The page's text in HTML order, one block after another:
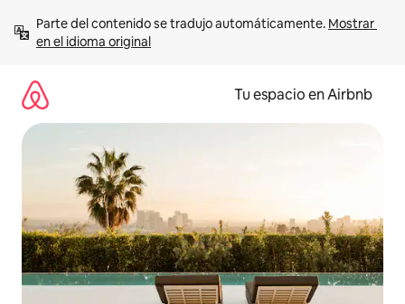
contenido
Parte del contenido se tradujo automáticamente. Mostrar
en el idioma original
Tu espacio en Airbnb